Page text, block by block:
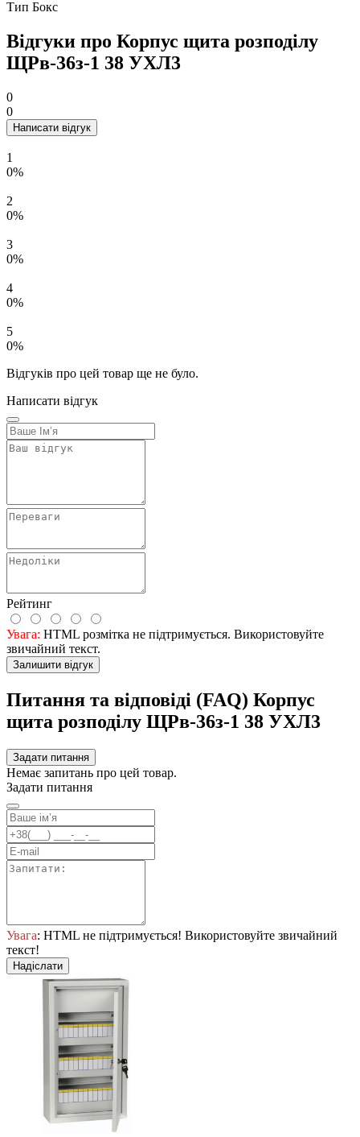
Тип Бокс
Відгуки про Корпус щита розподілу
ЩРв-36з-1 38 УХЛ3
0
0
Написати відгук
1
0%
2
0%
3
0%
4
0%
5
0%
Відгуків про цей товар ще не було.
Написати відгук
Рейтинг
Увага: HTML розмітка не підтримується. Використовуйте
звичайний текст.
Залишити відгук
Питання та відповіді (FAQ) Корпус
щита розподілу ЩРв-36з-1 38 УХЛ3
Задати питання
Немає запитань про цей товар.
Задати питання
Увага: HTML не підтримується! Використовуйте звичайний
текст!
Надіслати